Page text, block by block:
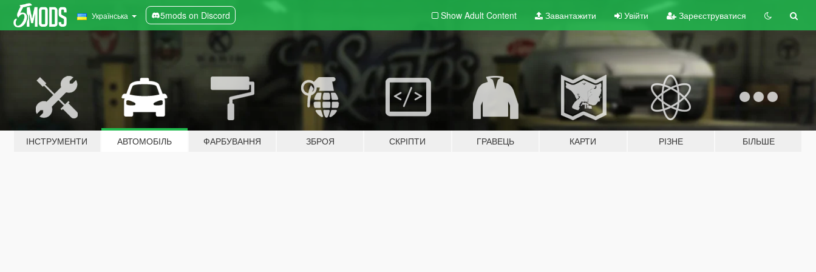
Українська 5mods on Discord Show Adult Content Завантажити Увійти Зареєструватися
ІНСТРУМЕНТИ АВТОМОБІЛЬ ФАРБУВАННЯ ЗБРОЯ СКРІПТИ ГРАВЕЦЬ КАРТИ РІЗНЕ БІЛЬШЕ